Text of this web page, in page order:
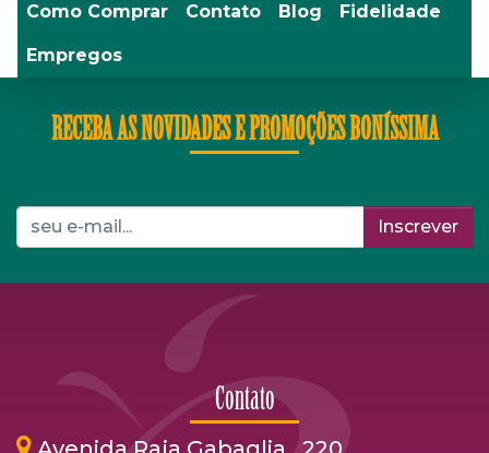
Como Comprar Contato Blog Fidelidade
Empregos
RECEBA AS NOVIDADES E PROMOÇÕES BONÍSSIMA
Inscrever
Contato